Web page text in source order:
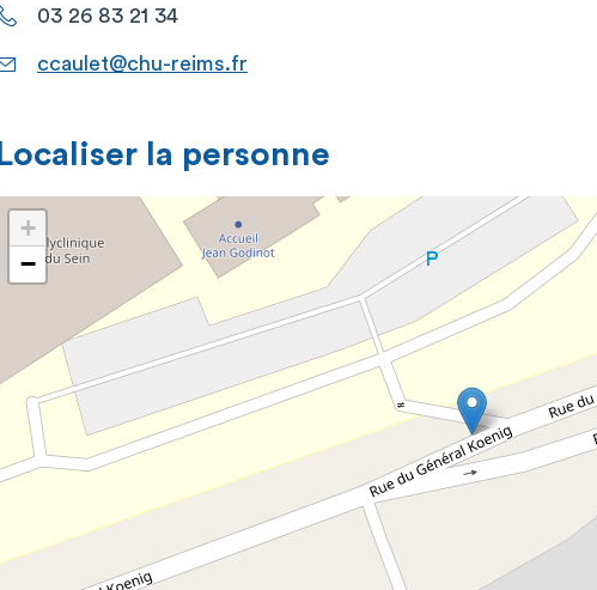
03 26 83 21 34
ccaulet@chu-reims.fr
Localiser la personne
+
−